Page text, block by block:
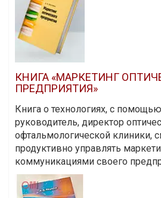
КНИГА «МАРКЕТИНГ
ПРЕДПРИЯТИЯ»
Книга о технологиях, с
руководитель, директор
офтальмологической клиники,
продуктивно управлять
коммуникациями своего